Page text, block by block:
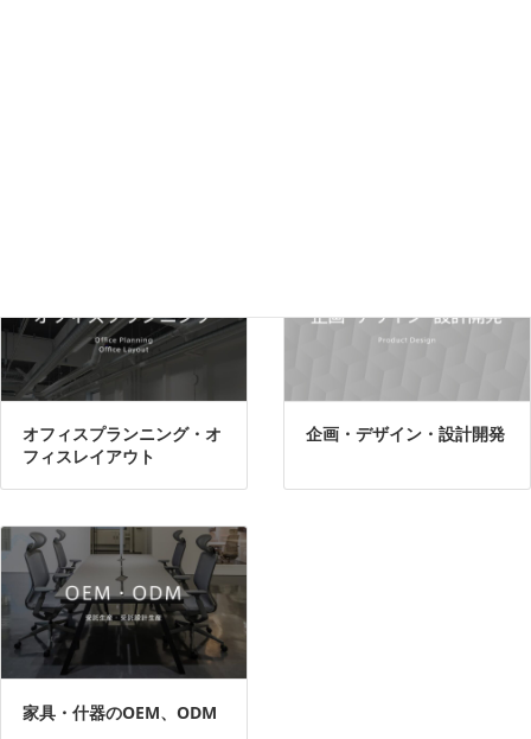
オフィスプランニング・オ
フィスレイアウト
企画・デザイン・設計開発
家具・什器のOEM、ODM